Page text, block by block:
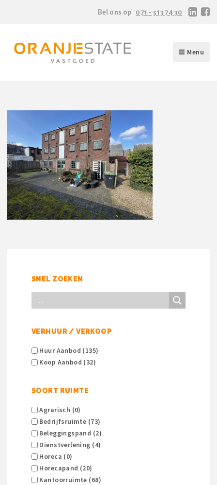
Bel ons op 071 - 513 74 30
Menu
SNEL ZOEKEN
VERHUUR / VERKOOP
Huur Aanbod (135)
Koop Aanbod (32)
SOORT RUIMTE
Agrarisch (0)
Bedrijfsruimte (73)
Beleggingspand (2)
Dienstverlening (4)
Horeca (0)
Horecapand (20)
Kantoorruimte (68)